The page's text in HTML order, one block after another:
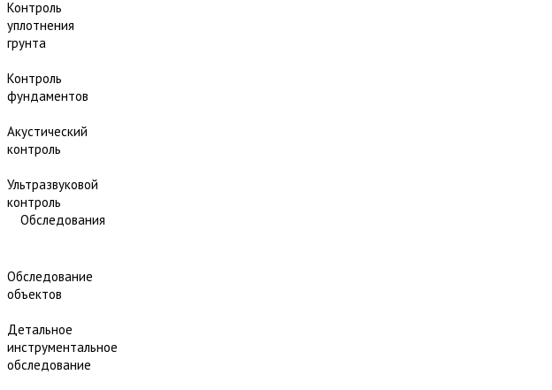
Контроль
уплотнения
грунта
Контроль
фундаментов
Акустический
контроль
Ультразвуковой
контроль
Обследования
Обследование
объектов
Детальное
инструментальное
обследование